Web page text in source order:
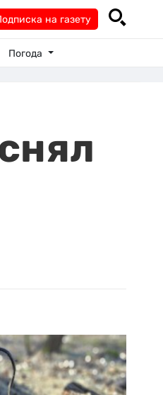
на газету
Погода